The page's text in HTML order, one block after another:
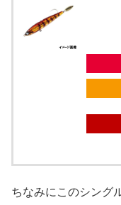
ちなみにこのシング